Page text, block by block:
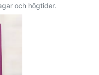
och högtider.